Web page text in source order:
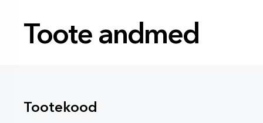
Toote andmed
Tootekood